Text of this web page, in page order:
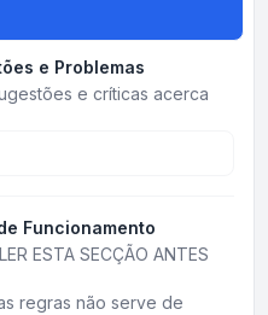
e Problemas
e críticas acerca
Funcionamento
ESTA SECÇÃO ANTES
regras não serve de